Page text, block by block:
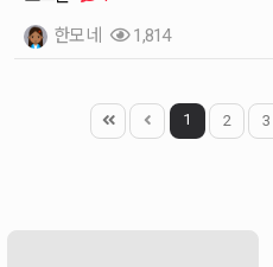
한모네
1,814
1 2 3